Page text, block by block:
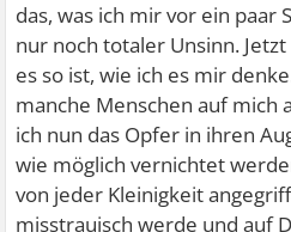
das, was ich mir vor ein paar
nur noch totaler Unsinn.
es so ist, wie ich es mir
manche Menschen auf mich
ich nun das Opfer in ihren
wie möglich vernichtet
von jeder Kleinigkeit
misstrauisch werde und auf